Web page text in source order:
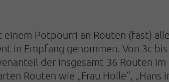
Potpourri an Routen (fast)
in Empfang genommen. Von 3c bis
der insgesamt 36 Routen im
Routen wie „Frau Holle“, „Hans